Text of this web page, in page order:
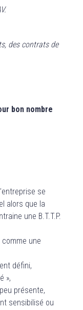
des contrats de
bon nombre
se
alors que la
une B.T.T.P.
une
défini,
»,
présente,
sensibilisé ou